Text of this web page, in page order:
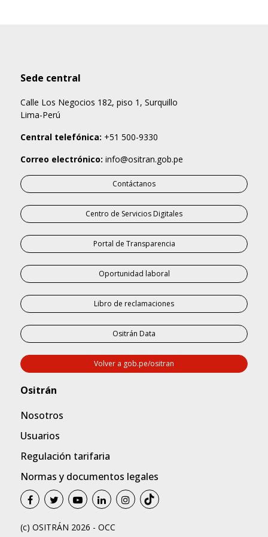
Sede central
Calle Los Negocios 182, piso 1, Surquillo
Lima-Perú
Central telefónica: +51 500-9330
Correo electrónico: info@ositran.gob.pe
Contáctanos
Centro de Servicios Digitales
Portal de Transparencia
Oportunidad laboral
Libro de reclamaciones
Ositrán Data
Volver a gob.pe/ositran
Nosotros
Usuarios
Regulación tarifaria
Normas y documentos legales
(c) OSITRÁN 2026 - OCC